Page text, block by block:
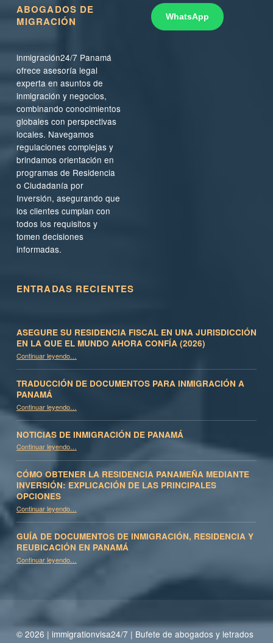
ABOGADOS DE
MIGRACIÓN
inmigración24/7 Panamá
ofrece asesoría legal
experta en asuntos de
inmigración y negocios,
combinando conocimientos
globales con perspectivas
locales. Navegamos
regulaciones complejas y
brindamos orientación en
programas de Residencia
o Ciudadanía por
Inversión, asegurando que
los clientes cumplan con
todos los requisitos y
tomen decisiones
informadas.
WhatsApp
ENTRADAS RECIENTES
ASEGURE SU RESIDENCIA FISCAL EN UNA JURISDICCIÓN
EN LA QUE EL MUNDO AHORA CONFÍA (2026)
Continuar leyendo“Asegure su residencia fiscal en una jurisdicción en la que el mundo ahora confía (2026)”
…
TRADUCCIÓN DE DOCUMENTOS PARA INMIGRACIÓN A
PANAMÁ
Continuar leyendo“Traducción de documentos para inmigración a Panamá”
…
NOTICIAS DE INMIGRACIÓN DE PANAMÁ
Continuar leyendo“Noticias de inmigración de Panamá”
…
CÓMO OBTENER LA RESIDENCIA PANAMEÑA MEDIANTE
INVERSIÓN: EXPLICACIÓN DE LAS PRINCIPALES
OPCIONES
Continuar leyendo“Cómo obtener la residencia panameña mediante inversión: Explicación de las principales opciones”
…
GUÍA DE DOCUMENTOS DE INMIGRACIÓN, RESIDENCIA Y
REUBICACIÓN EN PANAMÁ
Continuar leyendo“Guía de documentos de inmigración, residencia y reubicación en Panamá”
…
© 2026 | immigrationvisa24/7 | Bufete de abogados y letrados